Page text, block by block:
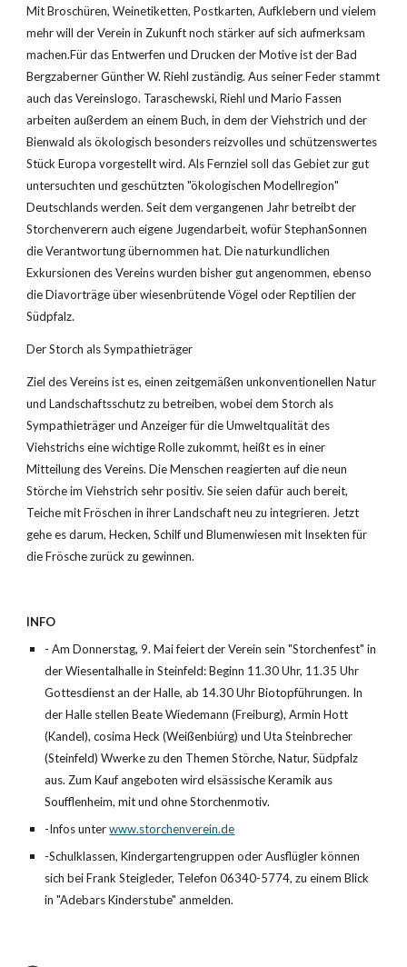
Mit Broschüren, Weinetiketten, Postkarten, Aufklebern und vielem
mehr will der Verein in Zukunft noch stärker auf sich aufmerksam
machen.Für das Entwerfen und Drucken der Motive ist der Bad
Bergzaberner Günther W. Riehl zuständig. Aus seiner Feder stammt
auch das Vereinslogo. Taraschewski, Riehl und Mario Fassen
arbeiten außerdem an einem Buch, in dem der Viehstrich und der
Bienwald als ökologisch besonders reizvolles und schützenswertes
Stück Europa vorgestellt wird. Als Fernziel soll das Gebiet zur gut
untersuchten und geschützten "ökologischen Modellregion"
Deutschlands werden. Seit dem vergangenen Jahr betreibt der
Storchenverern auch eigene Jugendarbeit, wofür StephanSonnen
die Verantwortung übernommen hat. Die naturkundlichen
Exkursionen des Vereins wurden bisher gut angenommen, ebenso
die Diavorträge über wiesenbrütende Vögel oder Reptilien der
Südpfalz.
Der Storch als Sympathieträger
Ziel des Vereins ist es, einen zeitgemäßen unkonventionellen Natur
und Landschaftsschutz zu betreiben, wobei dem Storch als
Sympathieträger und Anzeiger für die Umweltqualität des
Viehstrichs eine wichtige Rolle zukommt, heißt es in einer
Mitteilung des Vereins. Die Menschen reagierten auf die neun
Störche im Viehstrich sehr positiv. Sie seien dafür auch bereit,
Teiche mit Fröschen in ihrer Landschaft neu zu integrieren. Jetzt
gehe es darum, Hecken, Schilf und Blumenwiesen mit Insekten für
die Frösche zurück zu gewinnen.
INFO
- Am Donnerstag, 9. Mai feiert der Verein sein "Storchenfest" in
der Wiesentalhalle in Steinfeld: Beginn 11.30 Uhr, 11.35 Uhr
Gottesdienst an der Halle, ab 14.30 Uhr Biotopführungen. In
der Halle stellen Beate Wiedemann (Freiburg), Armin Hott
(Kandel), cosima Heck (Weißenbiúrg) und Uta Steinbrecher
(Steinfeld) Wwerke zu den Themen Störche, Natur, Südpfalz
aus. Zum Kauf angeboten wird elsässische Keramik aus
Soufflenheim, mit und ohne Storchenmotiv.
-Infos unter www.storchenverein.de
-Schulklassen, Kindergartengruppen oder Ausflügler können
sich bei Frank Steigleder, Telefon 06340-5774, zu einem Blick
in "Adebars Kinderstube" anmelden.